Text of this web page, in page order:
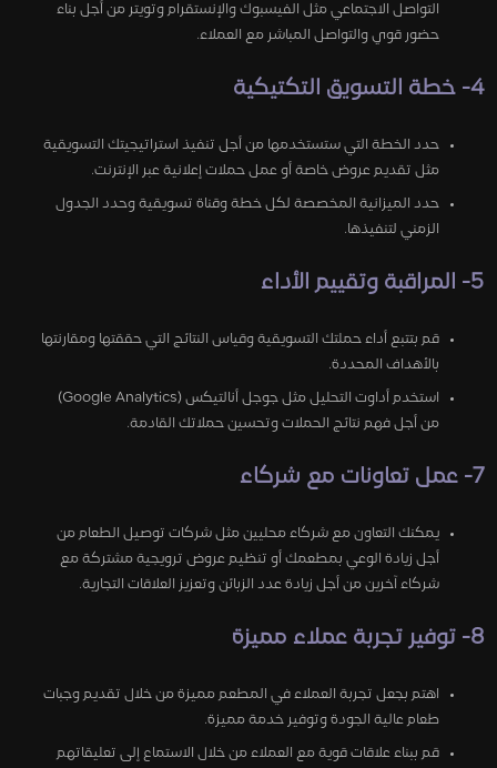
التواصل الاجتماعي مثل الفيسبوك والإنستقرام وتويتر من أجل بناء
حضور قوي والتواصل المباشر مع العملاء.
4- خطة التسويق التكتيكية
حدد الخطة التي ستستخدمها من أجل تنفيذ استراتيجيتك التسويقية
مثل تقديم عروض خاصة أو عمل حملات إعلانية عبر الإنترنت.
حدد الميزانية المخصصة لكل خطة وقناة تسويقية وحدد الجدول
الزمني لتنفيذها.
5- المراقبة وتقييم الأداء
قم بتتبع أداء حملتك التسويقية وقياس النتائج التي حققتها ومقارنتها
بالأهداف المحددة.
استخدم أداوت التحليل مثل جوجل أنالتيكس (Google Analytics)
من أجل فهم نتائج الحملات وتحسين حملاتك القادمة.
7- عمل تعاونات مع شركاء
يمكنك التعاون مع شركاء محليين مثل شركات توصيل الطعام من
أجل زيادة الوعي بمطعمك أو تنظيم عروض ترويجية مشتركة مع
شركاء آخرين من أجل زيادة عدد الزبائن وتعزيز العلاقات التجارية.
8- توفير تجربة عملاء مميزة
اهتم بجعل تجربة العملاء في المطعم مميزة من خلال تقديم وجبات
طعام عالية الجودة وتوفير خدمة مميزة.
قم ببناء علاقات قوية مع العملاء من خلال الاستماع إلى تعليقاتهم